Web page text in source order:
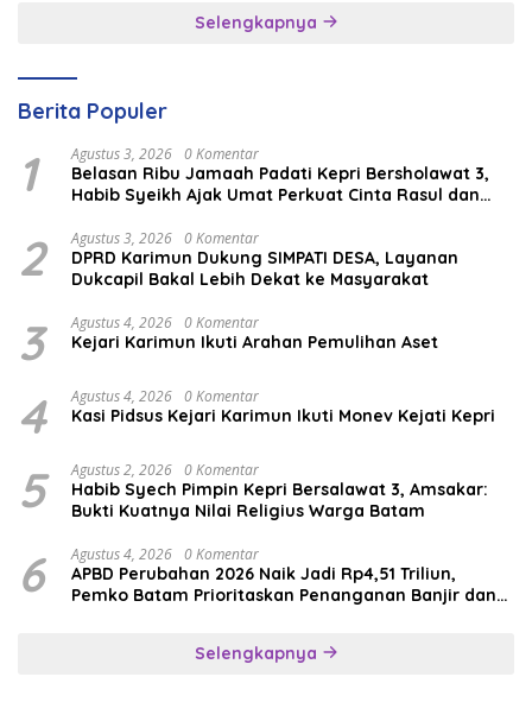
Selengkapnya
Berita Populer
1 Agustus 3, 2026 0 Komentar
Belasan Ribu Jamaah Padati Kepri Bersholawat 3,
Habib Syeikh Ajak Umat Perkuat Cinta Rasul dan
2 Agustus 3, 2026 0 Komentar
DPRD Karimun Dukung SIMPATI DESA, Layanan
Dukcapil Bakal Lebih Dekat ke Masyarakat
3 Agustus 4, 2026 0 Komentar
Kejari Karimun Ikuti Arahan Pemulihan Aset
4 Agustus 4, 2026 0 Komentar
Kasi Pidsus Kejari Karimun Ikuti Monev Kejati Kepri
5 Agustus 2, 2026 0 Komentar
Habib Syech Pimpin Kepri Bersalawat 3, Amsakar:
Bukti Kuatnya Nilai Religius Warga Batam
6 Agustus 4, 2026 0 Komentar
APBD Perubahan 2026 Naik Jadi Rp4,51 Triliun,
Pemko Batam Prioritaskan Penanganan Banjir dan
Selengkapnya